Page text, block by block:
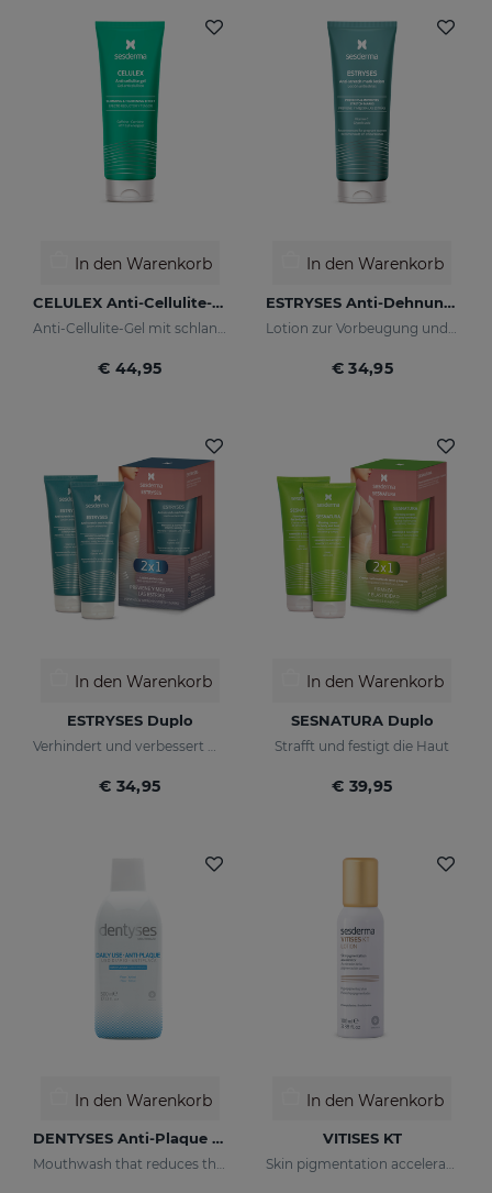
In den Warenkorb
CELULEX Anti-Cellulite-Gel
€ 44,95
In den Warenkorb
ESTRYSES Anti-Dehnungsstreifen-Lotion
€ 34,95
In den Warenkorb
ESTRYSES Duplo
€ 34,95
In den Warenkorb
SESNATURA Duplo
Strafft und festigt die Haut
€ 39,95
In den Warenkorb
DENTYSES Anti-Plaque Mouthwash
Mouthwash that reduces the appearance of plaque
In den Warenkorb
VITISES KT
Skin pigmentation accelerator